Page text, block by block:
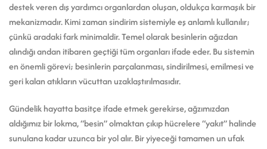
destek veren dış yardımcı organlardan oluşan, oldukça karmaşık bir
mekanizmadır. Kimi zaman sindirim sistemiyle eş anlamlı kullanılır;
çünkü aradaki fark minimaldir. Temel olarak besinlerin ağızdan
alındığı andan itibaren geçtiği tüm organları ifade eder. Bu sistemin
en önemli görevi; besinlerin parçalanması, sindirilmesi, emilmesi ve
geri kalan atıkların vücuttan uzaklaştırılmasıdır.
Gündelik hayatta basitçe ifade etmek gerekirse, ağzımızdan
aldığımız bir lokma, “besin” olmaktan çıkıp hücrelere “yakıt” halinde
sunulana kadar uzunca bir yol alır. Bir yiyeceği tamamen un ufak